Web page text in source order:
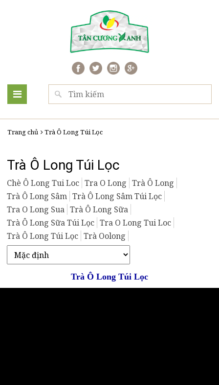
Trang chủ Trà Ô Long Túi Lọc
Trà Ô Long Túi Lọc
Chè Ô Long Tui Loc Tra O Long Trà Ô Long
Trà Ô Long Sâm Trà Ô Long Sâm Túi Lọc
Tra O Long Sua Trà Ô Long Sữa
Trà Ô Long Sữa Túi Lọc Tra O Long Tui Loc
Trà Ô Long Túi Lọc Trà Oolong
Trà Ô Long Túi Lọc